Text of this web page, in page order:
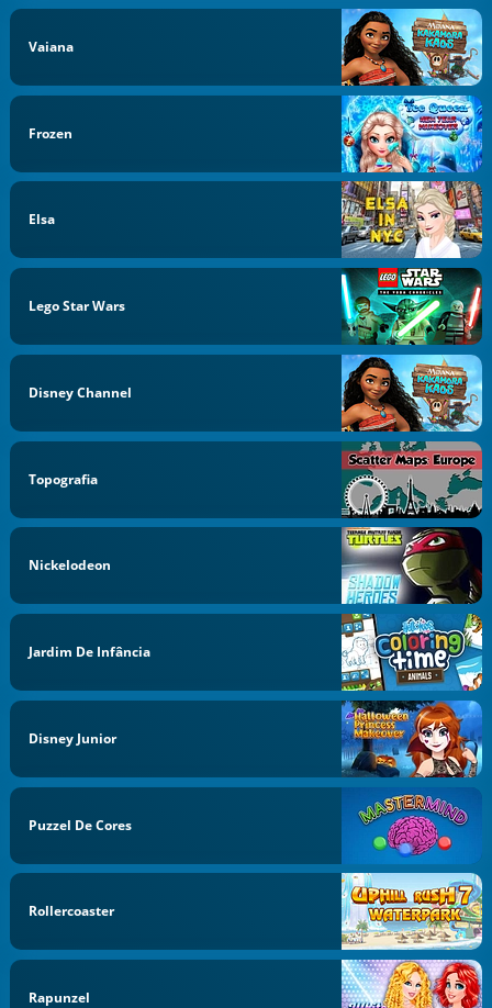
Vaiana
Frozen
Elsa
Lego Star Wars
Disney Channel
Topografia
Nickelodeon
Jardim De Infância
Disney Junior
Puzzel De Cores
Rollercoaster
Rapunzel